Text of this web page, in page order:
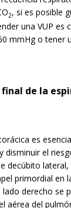
2, si es posible
una VUP es
mmHg o tener
de la
es
disminuir el
decúbito
primordial en
derecho se
aérea del